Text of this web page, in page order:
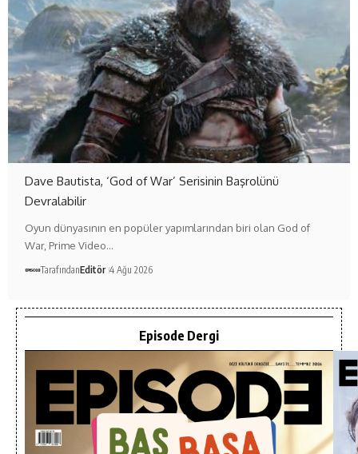
Dave Bautista, ‘God of War’ Serisinin Başrolünü
Devralabilir
Oyun dünyasının en popüler yapımlarından biri olan God of
War, Prime Video…
TarafındanEditör 4 Ağu 2026
Episode Dergi